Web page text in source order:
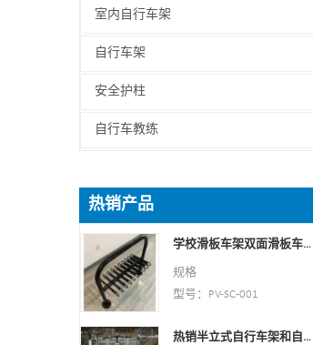
室内自行车架
自行车架
安全护柱
自行车教练
热销产品
学校滑板车架双面滑板车支架
规格
型号：PV-SC-001
颜色：黄色、黑色、绿色、
热销半立式自行车架和自行车存放处